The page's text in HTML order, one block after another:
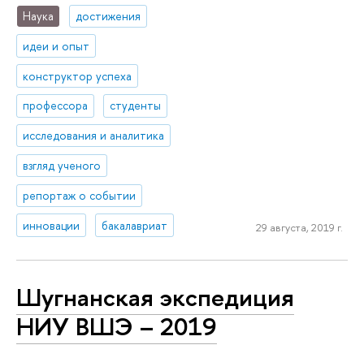
Наука
достижения
идеи и опыт
конструктор успеха
профессора
студенты
исследования и аналитика
взгляд ученого
репортаж о событии
инновации
бакалавриат 29 августа, 2019 г.
Шугнанская экспедиция
НИУ ВШЭ – 2019